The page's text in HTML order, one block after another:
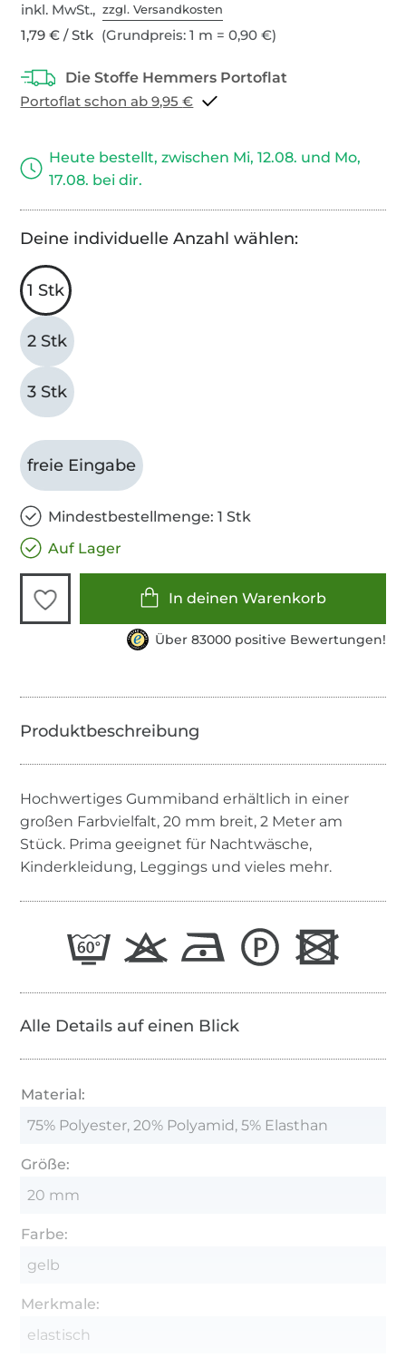
inkl. MwSt.,zzgl. Versandkosten
1,79 € / Stk (Grundpreis: 1 m = 0,90 €)
Portoflat schon ab 9,95 €
Heute bestellt, zwischen Mi, 12.08. und Mo,
17.08. bei dir.
Deine individuelle Anzahl wählen:
1 Stk
2 Stk
3 Stk
freie Eingabe
Mindestbestellmenge: 1 Stk
Auf Lager
In deinen Warenkorb
Über 83000 positive Bewertungen!
Hochwertiges Gummiband erhältlich in einer
großen Farbvielfalt, 20 mm breit, 2 Meter am
Stück. Prima geeignet für Nachtwäsche,
Kinderkleidung, Leggings und vieles mehr.
Alle Details auf einen Blick
Material:
75% Polyester, 20% Polyamid, 5% Elasthan
Größe:
20 mm
Farbe:
gelb
Merkmale:
elastisch